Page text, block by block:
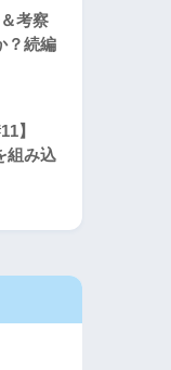
考察
？続編
】
組み込